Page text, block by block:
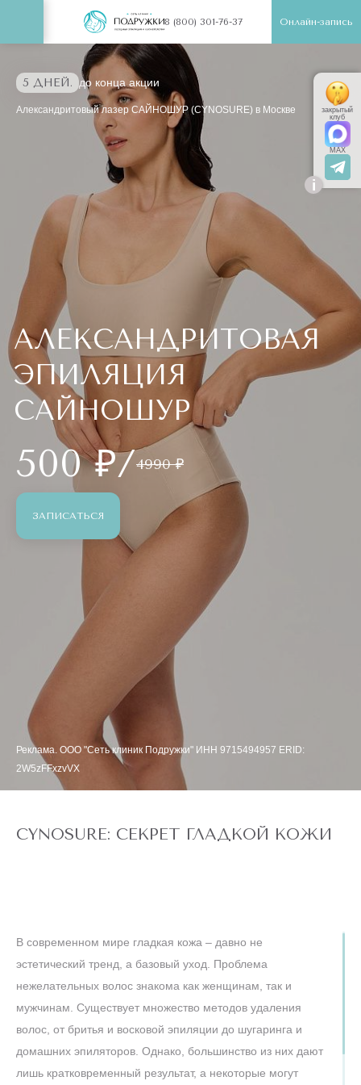
8 (800) 301-76-37 Онлайн-запись
5 ДНЕЙ. до конца акции
Александритовый лазер САЙНОШУР (CYNOSURE) в Москве
АЛЕКСАНДРИТОВАЯ
ЭПИЛЯЦИЯ
САЙНОШУР
500 ₽/4990 ₽
ЗАПИСАТЬСЯ
Реклама. ООО "Сеть клиник Подружки" ИНН 9715494957 ERID:
2W5zFFxzvVX
CYNOSURE: СЕКРЕТ ГЛАДКОЙ КОЖИ
В современном мире гладкая кожа – давно не
эстетический тренд, а базовый уход. Проблема
нежелательных волос знакома как женщинам, так и
мужчинам. Существует множество методов удаления
волос, от бритья и восковой эпиляции до шугаринга и
домашних эпиляторов. Однако, большинство из них дают
лишь кратковременный результат, а некоторые могут
i
закрытый
клуб
MAX